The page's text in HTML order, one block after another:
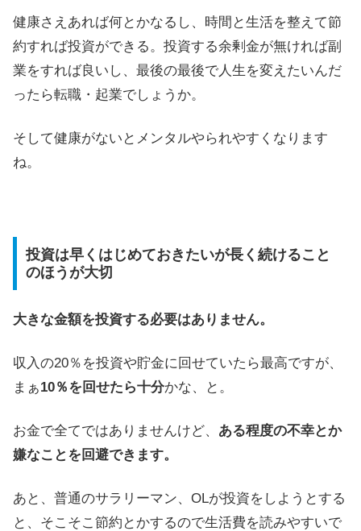
健康さえあれば何とかなるし、時間と生活を整えて節
約すれば投資ができる。投資する余剰金が無ければ副
業をすれば良いし、最後の最後で人生を変えたいんだ
ったら転職・起業でしょうか。
そして健康がないとメンタルやられやすくなります
ね。
投資は早くはじめておきたいが長く続けること
のほうが大切
大きな金額を投資する必要はありません。
収入の20％を投資や貯金に回せていたら最高ですが、
まぁ10％を回せたら十分かな、と。
お金で全てではありませんけど、 ある程度の不幸とか
嫌なことを回避できます。
あと、普通のサラリーマン、OLが投資をしようとする
と、そこそこ節約とかするので生活費を読みやすいで